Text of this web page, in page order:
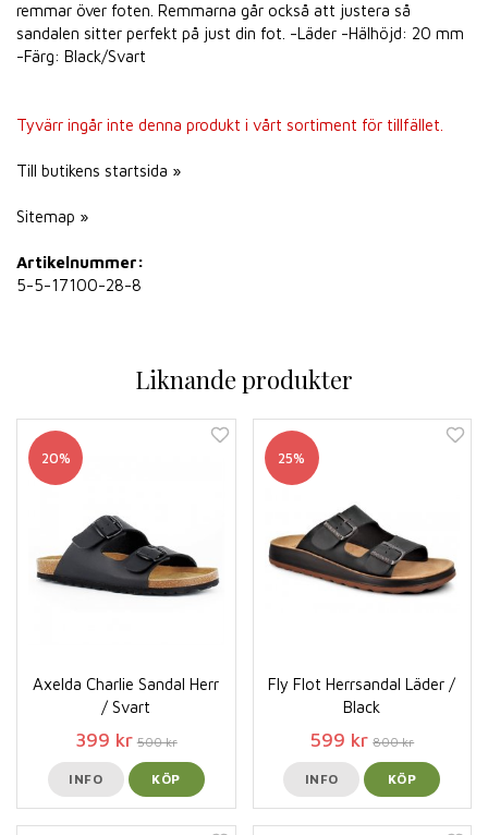
remmar över foten. Remmarna går också att justera så
sandalen sitter perfekt på just din fot. -Läder -Hälhöjd: 20 mm
-Färg: Black/Svart
Tyvärr ingår inte denna produkt i vårt sortiment för tillfället.
Till butikens startsida »
Sitemap »
Artikelnummer:
5-5-17100-28-8
Liknande produkter
20%
Axelda Charlie Sandal Herr
/ Svart
399 kr 500 kr
INFO KÖP
25%
Fly Flot Herrsandal Läder /
Black
599 kr 800 kr
INFO KÖP